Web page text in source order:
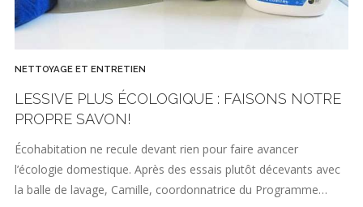
NETTOYAGE ET ENTRETIEN
LESSIVE PLUS ÉCOLOGIQUE : FAISONS NOTRE
PROPRE SAVON!
Écohabitation ne recule devant rien pour faire avancer
l’écologie domestique. Après des essais plutôt décevants avec
la balle de lavage, Camille, coordonnatrice du Programme…